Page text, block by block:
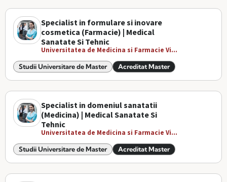
Specialist in formulare si inovare
cosmetica (Farmacie) | Medical
Sanatate Si Tehnic
Universitatea de Medicina si Farmacie Vi...
Studii Universitare de Master Acreditat Master
Specialist in domeniul sanatatii
(Medicina) | Medical Sanatate Si
Tehnic
Universitatea de Medicina si Farmacie Vi...
Studii Universitare de Master Acreditat Master